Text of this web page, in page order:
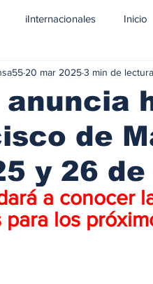
iInternacionales Inicio
Deportes
anuncia
de
y 26
20 mar 20253 min de lectura
a conocer
para los